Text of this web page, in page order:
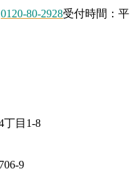
0120-80-2928受付時間：平
目1-8
9